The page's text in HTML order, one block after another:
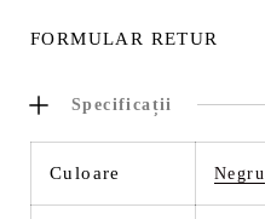
FORMULAR RETUR
Specificații
Culoare Negru